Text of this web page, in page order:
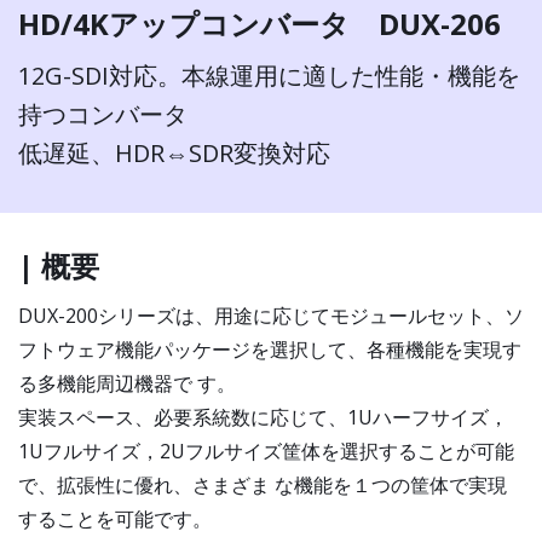
HD/4Kアップコンバータ DUX-206
12G-SDI対応。本線運用に適した性能・機能を
持つコンバータ
低遅延、HDR⇔SDR変換対応
| 概要
DUX-200シリーズは、用途に応じてモジュールセット、ソ
フトウェア機能パッケージを選択して、各種機能を実現す
る多機能周辺機器で す。
実装スペース、必要系統数に応じて、1Uハーフサイズ，
1Uフルサイズ，2Uフルサイズ筐体を選択することが可能
で、拡張性に優れ、さまざま な機能を１つの筐体で実現
することを可能です。